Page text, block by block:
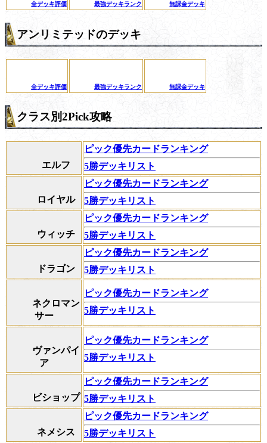
全デッキ評価 最強デッキランク 無課金デッキ
アンリミテッドのデッキ
全デッキ評価 最強デッキランク 無課金デッキ
クラス別2Pick攻略
エルフ
ピック優先カードランキング
5勝デッキリスト
ロイヤル
ピック優先カードランキング
5勝デッキリスト
ウィッチ
ピック優先カードランキング
5勝デッキリスト
ドラゴン
ピック優先カードランキング
5勝デッキリスト
ネクロマン
サー
ピック優先カードランキング
5勝デッキリスト
ヴァンパイ
ア
ピック優先カードランキング
5勝デッキリスト
ビショップ
ピック優先カードランキング
5勝デッキリスト
ネメシス
ピック優先カードランキング
5勝デッキリスト